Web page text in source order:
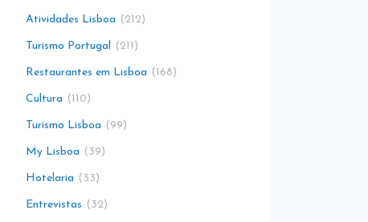
Atividades Lisboa 212
Turismo Portugal 211
Restaurantes em Lisboa 168
Cultura 110
Turismo Lisboa 99
My Lisboa 39
Hotelaria 33
Entrevistas 32